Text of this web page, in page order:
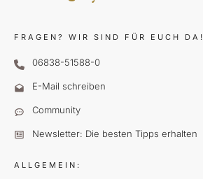
FRAGEN? WIR SIND FÜR EUCH DA!
06838-51588-0
E-Mail schreiben
Community
Newsletter: Die besten Tipps erhalten
ALLGEMEIN: